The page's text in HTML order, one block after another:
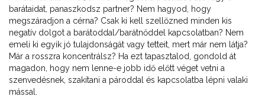
barátaidat, panaszkodsz partner? Nem hagyod, hogy
megszáradjon a cérna? Csak ki kell szellőzned minden kis
negatív dolgot a barátoddal/barátnőddel kapcsolatban? Nem
emeli ki egyik jó tulajdonságát vagy tetteit, mert már nem látja?
Már a rosszra koncentrálsz? Ha ezt tapasztalod, gondold át
magadon, hogy nem lenne-e jobb idő előtt véget vetni a
szenvedésnek, szakítani a pároddal és kapcsolatba lépni valaki
mással.